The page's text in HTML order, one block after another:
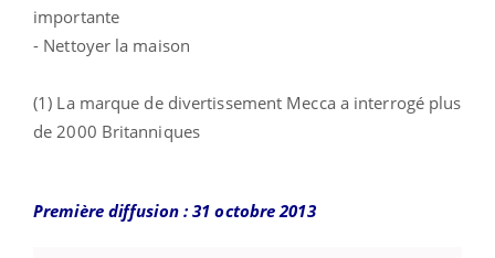
importante
- Nettoyer la maison
(1) La marque de divertissement Mecca a interrogé plus
de 2000 Britanniques
Première diffusion : 31 octobre 2013